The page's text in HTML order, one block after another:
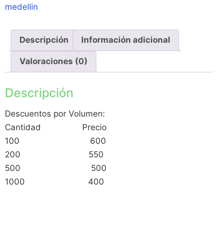
medellin
Descripción Información adicional
Valoraciones (0)
Descripción
Descuentos por Volumen:
Cantidad Precio
100 600
200 550
500 500
1000 400